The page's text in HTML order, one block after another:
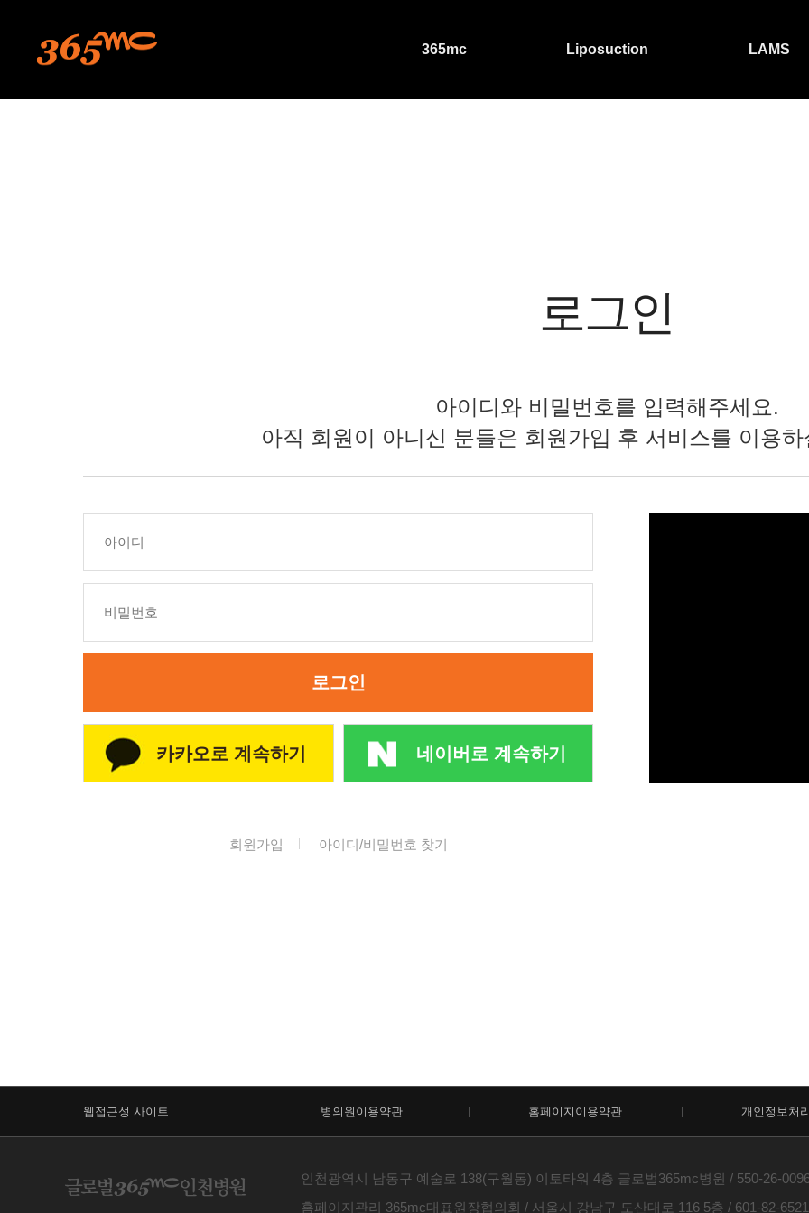
365mc Liposuction LAMS
로그인
아이디와 비밀번호를 입력해주세요.
아직 회원이 아니신 분들은 회원가입 후 서비스를 이용
로그인
카카오로 계속하기 네이버로 계속하기
회원가입 아이디/비밀번호 찾기
웹접근성 사이트 병의원이용약관 홈페이지이용약관 개인정보처
인천광역시 남동구 예술로 138(구월동) 이토타워 4층 글로벌365mc병원 / 550-26-
홈페이지관리 365mc대표원장협의회 / 서울시 강남구 도산대로 116 5층 / 601-82-